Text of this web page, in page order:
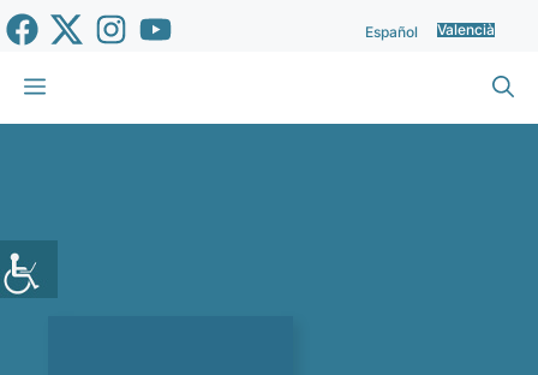
Vés
al
contingut
Español Valencià
Menu